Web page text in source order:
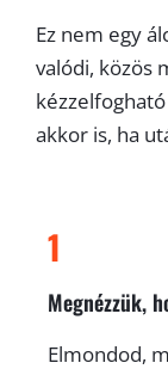
Ez nem egy
valódi, közös
akkor is, ha
1
Megnézzük,
Elmondod,